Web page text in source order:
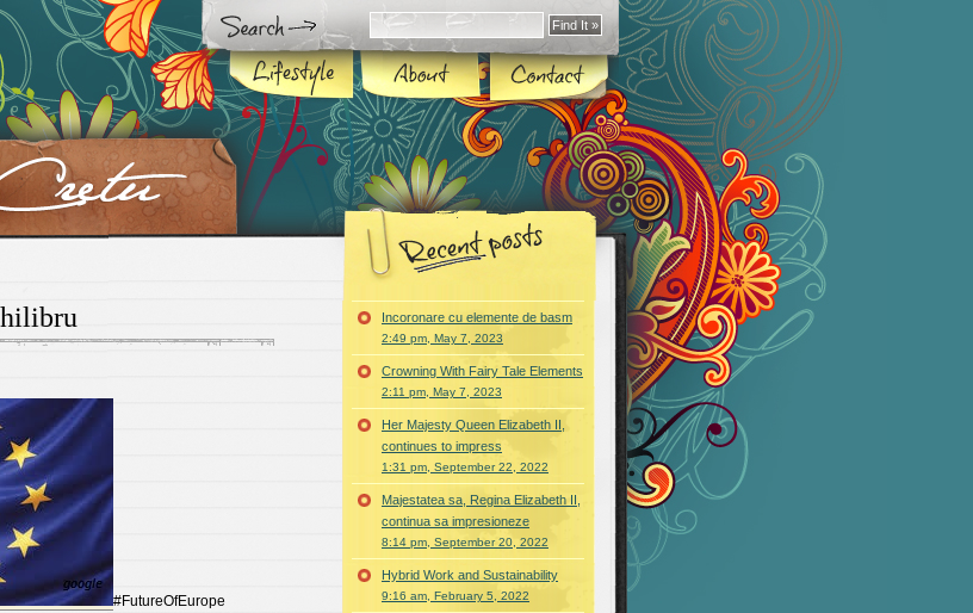
#FutureOfEurope
Incoronare cu elemente de basm
2:49 pm, May 7, 2023
Crowning With Fairy Tale Elements
2:11 pm, May 7, 2023
Her Majesty Queen Elizabeth II,
continues to impress
1:31 pm, September 22, 2022
Majestatea sa, Regina Elizabeth II,
continua sa impresioneze
8:14 pm, September 20, 2022
Hybrid Work and Sustainability
9:16 am, February 5, 2022